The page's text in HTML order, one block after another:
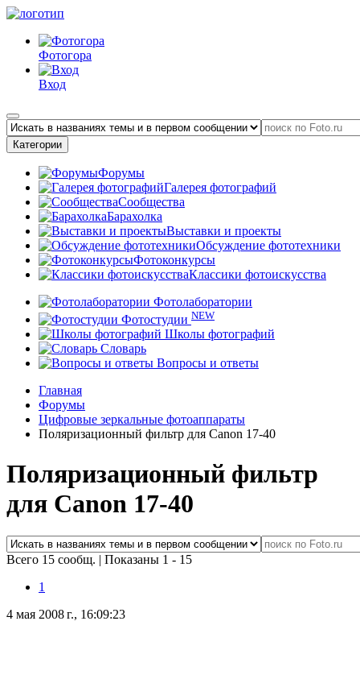
Фотогора
Вход
Категории
Форумы
Галерея фотографий
Сообщества
Барахолка
Выставки и проекты
Обсуждение фототехники
Фотоконкурсы
Классики фотоискусства
Фотолаборатории
Фотостудии NEW
Школы фотографий
Словарь
Вопросы и ответы
Главная
Форумы
Цифровые зеркальные фотоаппараты
Поляризационный фильтр для Canon 17-40
Поляризационный фильтр
для Canon 17-40
Всего 15 сообщ. | Показаны 1 - 15
1
4 мая 2008 г., 16:09:23